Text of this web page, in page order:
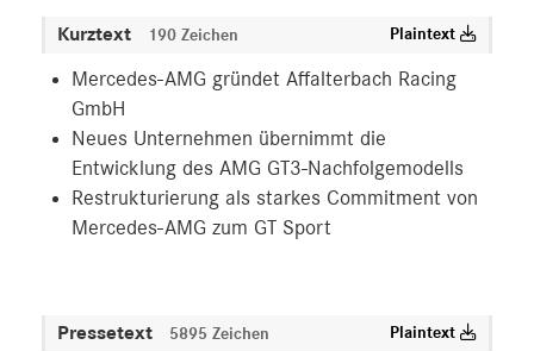
Kurztext 190 Zeichen Plaintext
Mercedes-AMG gründet Affalterbach Racing
GmbH
Neues Unternehmen übernimmt die
Entwicklung des AMG GT3-Nachfolgemodells
Restrukturierung als starkes Commitment von
Mercedes-AMG zum GT Sport
Pressetext 5895 Zeichen Plaintext